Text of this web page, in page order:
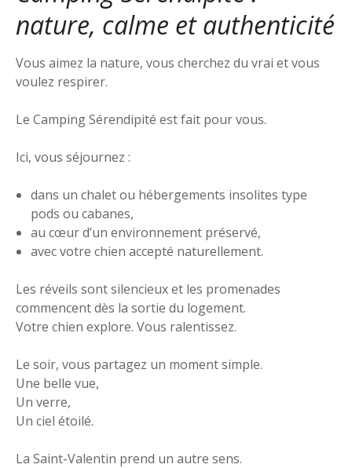
nature, calme et authenticité
Vous aimez la nature, vous cherchez du vrai et vous
voulez respirer.
Le Camping Sérendipité est fait pour vous.
Ici, vous séjournez :
dans un chalet ou hébergements insolites type
pods ou cabanes,
au cœur d’un environnement préservé,
avec votre chien accepté naturellement.
Les réveils sont silencieux et les promenades
commencent dès la sortie du logement.
Votre chien explore. Vous ralentissez.
Le soir, vous partagez un moment simple.
Une belle vue,
Un verre,
Un ciel étoilé.
La Saint-Valentin prend un autre sens.